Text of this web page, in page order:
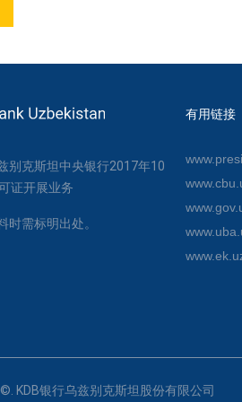
别克斯坦中央银行2017年10
证开展业务
时需标明出处。
有用链接
KDB银行乌兹别克斯坦股份有限公司